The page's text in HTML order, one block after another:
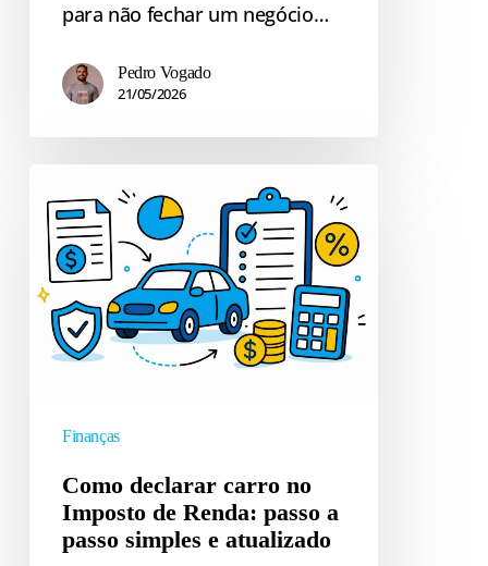
para não fechar um negócio…
Pedro Vogado
21/05/2026
declarar
carro
no
Imposto
Renda:
simples
atualizado
Finanças
Como declarar carro no
Imposto de Renda: passo a
passo simples e atualizado